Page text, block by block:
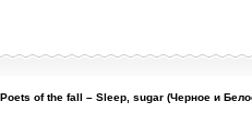
of the fall – Sleep, sugar (Черное и